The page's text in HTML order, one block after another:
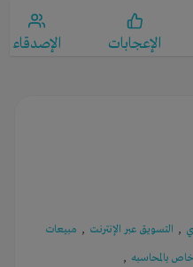
الإعجابات الإصدقاء
, التسويق عبر الإنترنت , مبيعات
بالمحاسبه ,